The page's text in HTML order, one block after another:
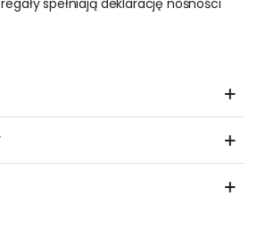
spełniają deklarację nośności